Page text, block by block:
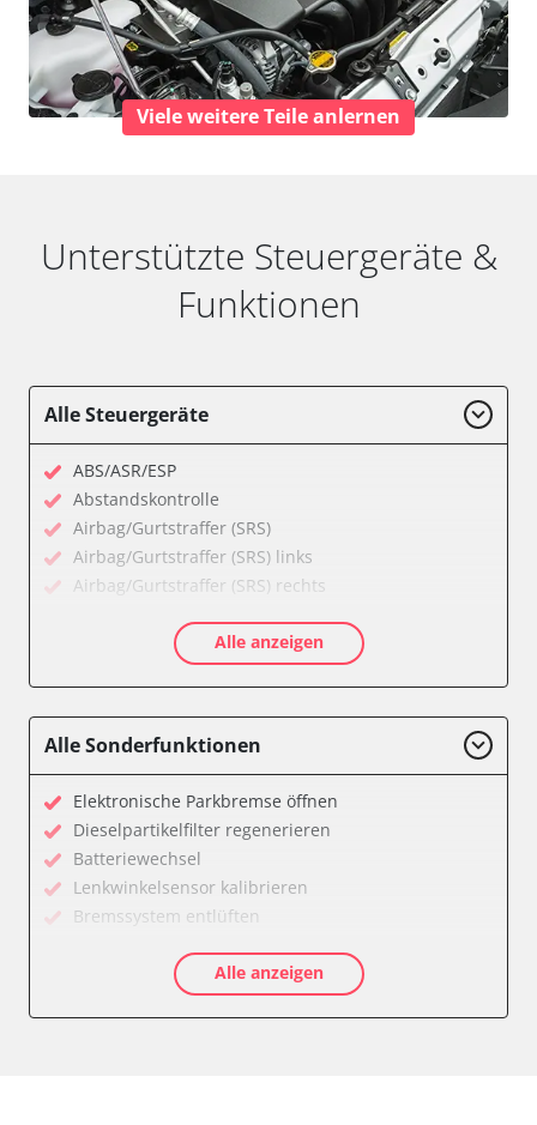
Viele weitere Teile anlernen
Unterstützte Steuergeräte &
Funktionen
Alle Steuergeräte
ABS/ASR/ESP
Abstandskontrolle
Airbag/Gurtstraffer (SRS)
Airbag/Gurtstraffer (SRS) links
Airbag/Gurtstraffer (SRS) rechts
Allradelektronik
Anhängersteuergerät
Diagnoseschnittstelle (EOBD/OBDII)
Einparkhilfe
Einparkhilfe Lenkhilfe
Einstiegshilfe Beifahrer
Einstiegshilfe Fahrer
Fahrererkennung
Fahrtrichtungskamera
Fernlichtassistent
Alle anzeigen
Alle Sonderfunktionen
Elektronische Parkbremse öffnen
Dieselpartikelfilter regenerieren
Batteriewechsel
Lenkwinkelsensor kalibrieren
Bremssystem entlüften
AGR Ventil anlernen
Luftmassenmesser anlernen
Alle anzeigen